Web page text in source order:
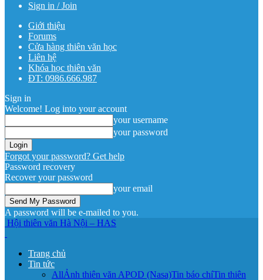
Sign in / Join
Giới thiệu
Forums
Cửa hàng thiên văn học
Liên hệ
Khóa học thiên văn
ĐT: 0986.666.987
Sign in
Welcome! Log into your account
your username
your password
Forgot your password? Get help
Password recovery
Recover your password
your email
A password will be e-mailed to you.
Hội thiên văn Hà Nội – HAS
Trang chủ
Tin tức
AllẢnh thiên văn APOD (Nasa)Tin báo chíTin thiên